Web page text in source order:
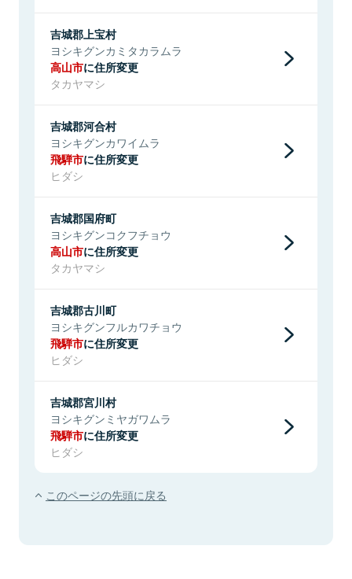
吉城郡上宝村
ヨシキグンカミタカラムラ
高山市に住所変更
タカヤマシ
吉城郡河合村
ヨシキグンカワイムラ
飛騨市に住所変更
ヒダシ
吉城郡国府町
ヨシキグンコクフチョウ
高山市に住所変更
タカヤマシ
吉城郡古川町
ヨシキグンフルカワチョウ
飛騨市に住所変更
ヒダシ
吉城郡宮川村
ヨシキグンミヤガワムラ
飛騨市に住所変更
ヒダシ
このページの先頭に戻る